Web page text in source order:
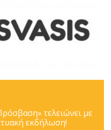
τελειώνει με
εκδήλωση!